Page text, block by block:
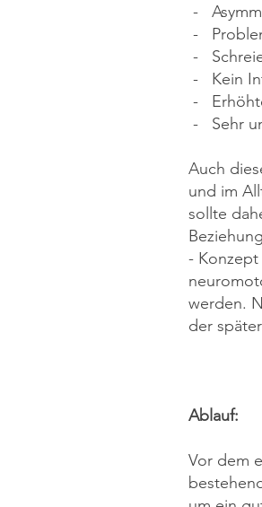
-
-
-
- Kein
-
- Sehr
Auch
und im
sollte
-
werden.
der
Ablauf:
Vor dem